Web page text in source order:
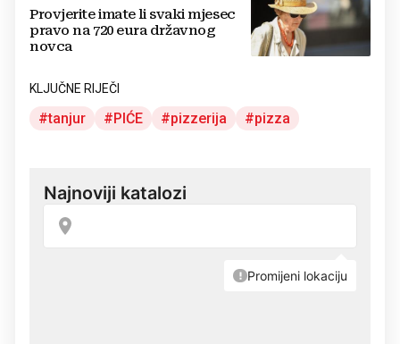
Provjerite imate li svaki mjesec
pravo na 720 eura državnog
novca
KLJUČNE RIJEČI
tanjur PIĆE pizzerija pizza